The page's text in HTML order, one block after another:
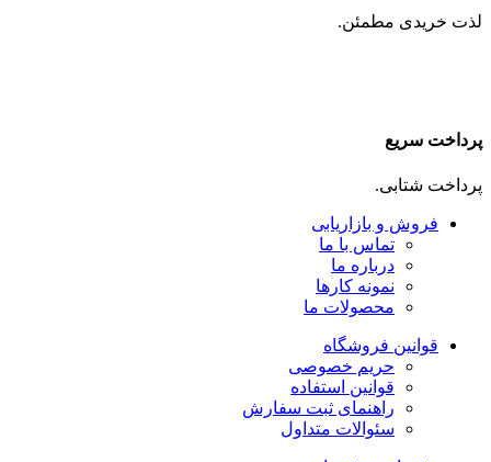
لذت خریدی مطمئن.
پرداخت سریع
پرداخت شتابی.
فروش و بازاریابی
تماس با ما
درباره ما
نمونه کارها
محصولات ما
قوانین فروشگاه
حریم خصوصی
قوانین استفاده
راهنمای ثبت سفارش
سئوالات متداول